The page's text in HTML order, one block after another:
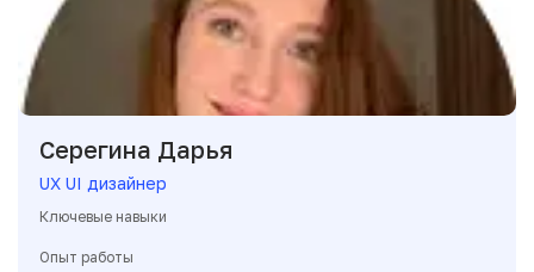
Серегина Дарья
UX UI дизайнер
Ключевые навыки
Опыт работы